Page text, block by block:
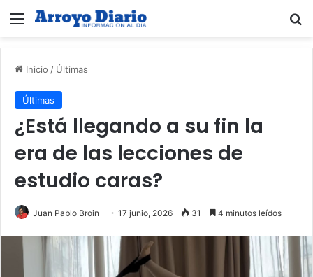
Menú
Inicio / Últimas
Últimas
¿Está llegando a su fin la
era de las lecciones de
estudio caras?
Juan Pablo Broin 17 junio, 2026 31 4 minutos leídos